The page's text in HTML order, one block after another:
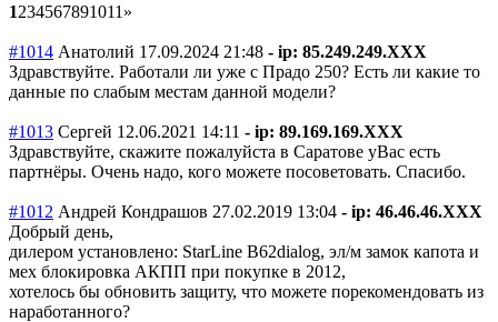
1234567891011 »
#1014 Анатолий 17.09.2024 21:48 - ip: 85.249.249.XXX
Здравствуйте. Работали ли уже с Прадо 250? Есть ли какие то
данные по слабым местам данной модели?
#1013 Сергей 12.06.2021 14:11 - ip: 89.169.169.XXX
Здравствуйте, скажите пожалуйста в Саратове уВас есть
партнёры. Очень надо, кого можете посоветовать. Спасибо.
#1012 Андрей Кондрашов 27.02.2019 13:04 - ip: 46.46.46.XXX
Добрый день,
дилером установлено: StarLine B62dialog, эл/м замок капота и
мех блокировка АКПП при покупке в 2012,
хотелось бы обновить защиту, что можете порекомендовать из
наработанного?